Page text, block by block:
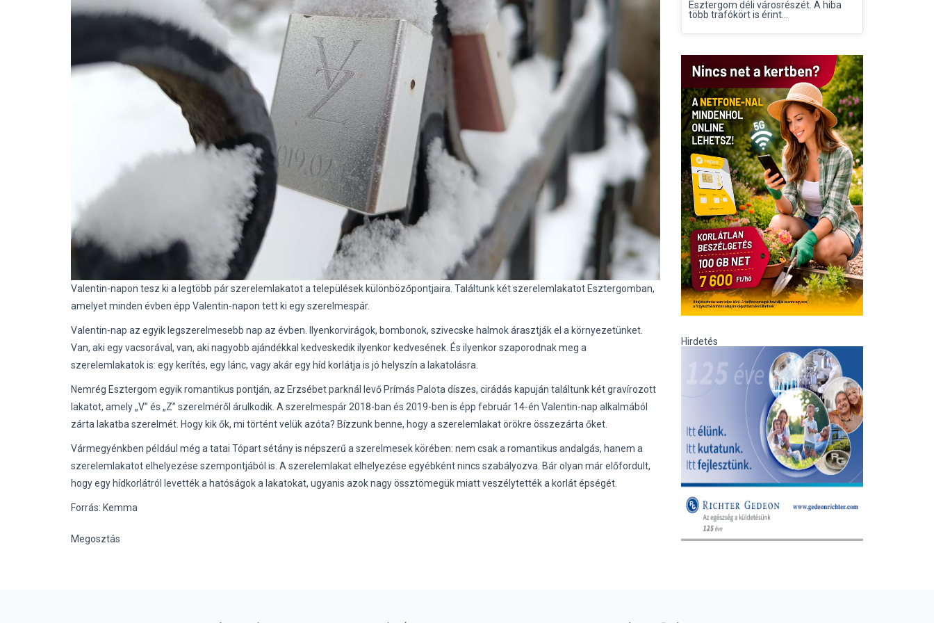
Valentin-napon tesz ki a legtöbb pár szerelemlakatot a települések különbözőpontjaira. Találtunk két szerelemlakatot Esztergomban,
amelyet minden évben épp Valentin-napon tett ki egy szerelmespár.
Valentin-nap az egyik legszerelmesebb nap az évben. Ilyenkorvirágok, bombonok, szivecske halmok árasztják el a környezetünket.
Van, aki egy vacsorával, van, aki nagyobb ajándékkal kedveskedik ilyenkor kedvesének. És ilyenkor szaporodnak meg a
szerelemlakatok is: egy kerítés, egy lánc, vagy akár egy híd korlátja is jó helyszín a lakatolásra.
Nemrég Esztergom egyik romantikus pontján, az Erzsébet parknál levő Prímás Palota díszes, cirádás kapuján találtunk két gravírozott
lakatot, amely „V” és „Z” szerelméről árulkodik. A szerelmespár 2018-ban és 2019-ben is épp február 14-én Valentin-nap alkalmából
zárta lakatba szerelmét. Hogy kik ők, mi történt velük azóta? Bízzunk benne, hogy a szerelemlakat örökre összezárta őket.
Vármegyénkben például még a tatai Tópart sétány is népszerű a szerelmesek körében: nem csak a romantikus andalgás, hanem a
szerelemlakatot elhelyezése szempontjából is. A szerelemlakat elhelyezése egyébként nincs szabályozva. Bár olyan már előfordult,
hogy egy hídkorlátról levették a hatóságok a lakatokat, ugyanis azok nagy össztömegük miatt veszélytették a korlát épségét.
Forrás: Kemma
Megosztás
Esztergom déli városrészét. A hiba
több trafókört is érint...
Hirdetés